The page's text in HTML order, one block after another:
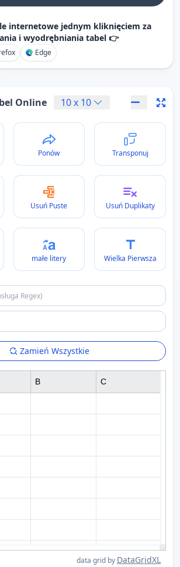
internetowe jednym kliknięciem za
i wyodrębniania tabel 👉
Edge
Online 10x 10
Ponów Transponuj
Usuń Puste Usuń Duplikaty
małe litery Wielka Pierwsza
Zamień Wszystkie
data grid by DataGridXL
B C